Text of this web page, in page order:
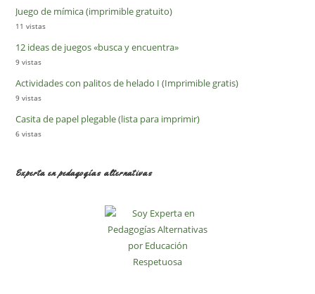
Juego de mímica (imprimible gratuito)
11 vistas
12 ideas de juegos «busca y encuentra»
9 vistas
Actividades con palitos de helado I (Imprimible gratis)
9 vistas
Casita de papel plegable (lista para imprimir)
6 vistas
Experta en pedagogías alternativas